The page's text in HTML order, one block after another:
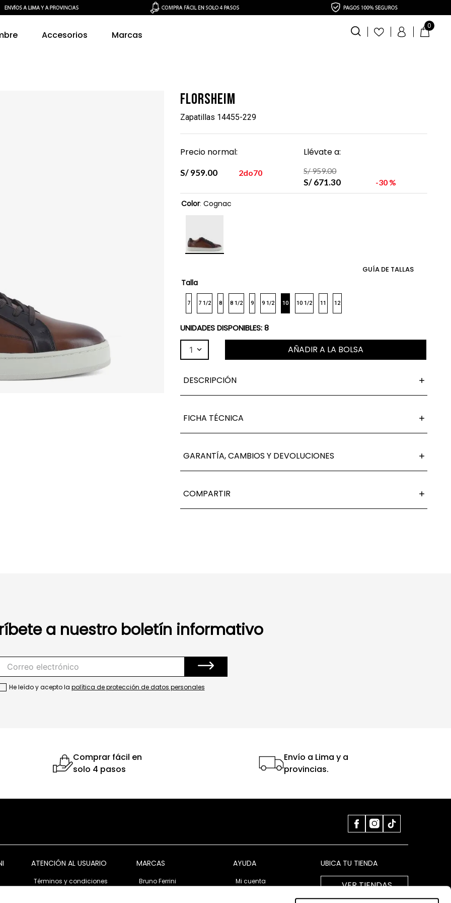
Accesorios Marcas
0
Florsheim
Zapatillas 14455-229
Precio normal:
S/ 959.00 2do70
Llévate a:
S/959.00
S/671.30 30 %
Color: Cognac
Talla
7 7 1/2 8 8 1/2 9 9 1/2 10 10 1/2 11 12
GUÍA DE TALLAS
UNIDADES DISPONIBLES:8
1 AÑADIR A LA BOLSA
DESCRIPCIÓN
FICHA TÉCNICA
GARANTÍA, CAMBIOS Y DEVOLUCIONES
COMPARTIR
a nuestro boletín informativo
He leído y acepto la política de protección de datos personales
Comprar fácil en
solo 4 pasos
Envío a Lima y a
provincias.
ATENCIÓN AL USUARIO
Términos y condiciones
MARCAS
Bruno Ferrini
AYUDA
Mi cuenta
UBICA TU TIENDA
VER TIENDAS